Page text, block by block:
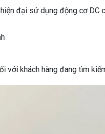
đại sử dụng động cơ DC
với khách hàng đang tìm